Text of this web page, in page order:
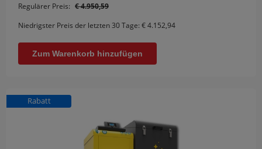
Regulärer Preis: € 4.950,59
Niedrigster Preis der letzten 30 Tage: € 4.152,94
Zum Warenkorb hinzufügen
Rabatt